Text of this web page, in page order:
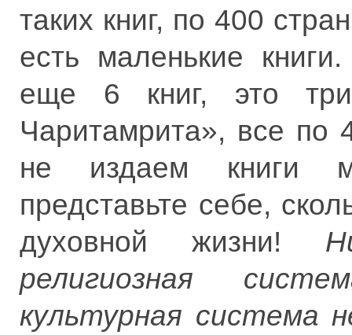
таких книг, по 400
есть маленькие
еще 6 книг, это три
Чаритамрита», все по
не издаем книги
представьте себе,
духовной жизни!
религиозная
культурная система